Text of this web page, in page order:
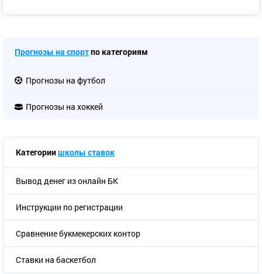
Прогнозы на спортпо категориям
Прогнозы на футбол
Прогнозы на хоккей
Категориишколы ставок
Вывод денег из онлайн БК
Инструкции по регистрации
Сравнение букмекерских контор
Ставки на баскетбол